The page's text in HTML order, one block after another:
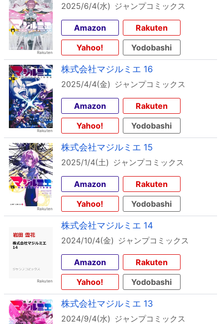
2025/6/4(水) ジャンプコミックス
Amazon
Rakuten
Yahoo!
Yodobashi
株式会社マジルミエ 16
2025/4/4(金) ジャンプコミックス
Amazon
Rakuten
Yahoo!
Yodobashi
株式会社マジルミエ 15
2025/1/4(土) ジャンプコミックス
Amazon
Rakuten
Yahoo!
Yodobashi
株式会社マジルミエ 14
2024/10/4(金) ジャンプコミックス
Amazon
Rakuten
Yahoo!
Yodobashi
株式会社マジルミエ 13
2024/9/4(水) ジャンプコミックス